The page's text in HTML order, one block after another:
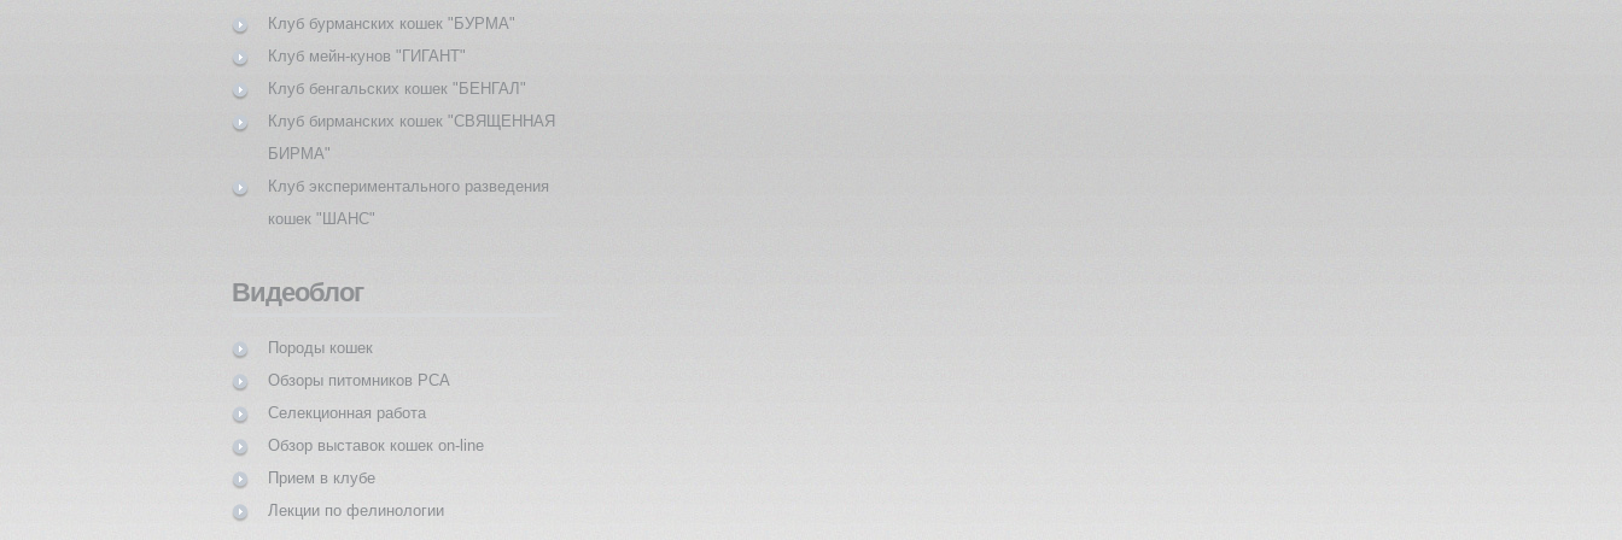
Клуб бурманских кошек "БУРМА"
Клуб мейн-кунов "ГИГАНТ"
Клуб бенгальских кошек "БЕНГАЛ"
Клуб бирманских кошек "СВЯЩЕННАЯ
БИРМА"
Клуб экспериментального разведения
кошек "ШАНС"
Видеоблог
Породы кошек
Обзоры питомников PCA
Селекционная работа
Обзор выставок кошек on-line
Прием в клубе
Лекции по фелинологии